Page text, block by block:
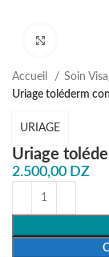
Accueil Soin
Uriage toléderm
Uriage
URIAGE
2.500,00 DZ